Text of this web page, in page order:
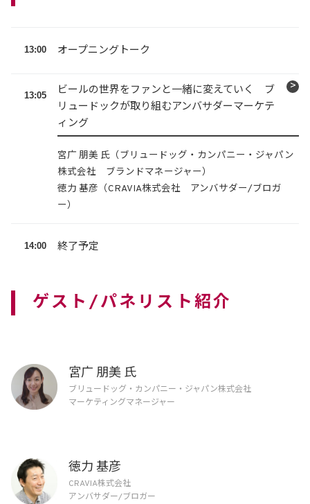
13:00 オープニングトーク
13:05
ビールの世界をファンと一緒に変えていく ブ
リュードックが取り組むアンバサダーマーケテ
ィング
宮广 朋美 氏（ブリュードッグ・カンパニー・ジャパン
株式会社 ブランドマネージャー）
徳力 基彦（CRAVIA株式会社 アンバサダー/ブロガ
ー）
14:00 終了予定
ゲスト/パネリスト紹介
宮广 朋美 氏
ブリュードッグ・カンパニー・ジャパン株式会社
マーケティングマネージャー
徳力 基彦
CRAVIA株式会社
アンバサダー/ブロガー